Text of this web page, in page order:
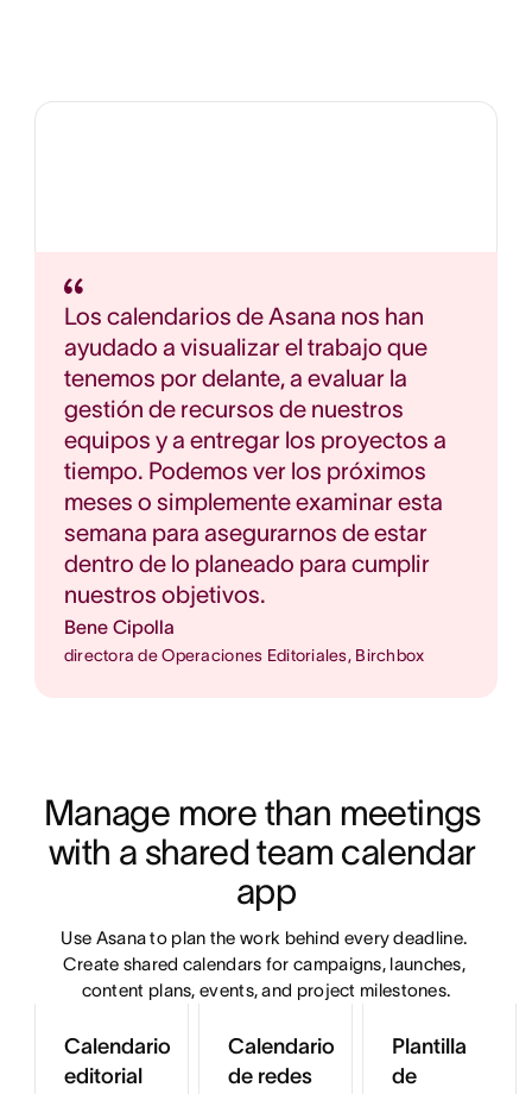
Los calendarios de Asana nos han
ayudado a visualizar el trabajo que
tenemos por delante, a evaluar la
gestión de recursos de nuestros
equipos y a entregar los proyectos a
tiempo. Podemos ver los próximos
meses o simplemente examinar esta
semana para asegurarnos de estar
dentro de lo planeado para cumplir
nuestros objetivos.
Bene Cipolla
directora de Operaciones Editoriales, Birchbox
Manage more than meetings
with a shared team calendar
app
Use Asana to plan the work behind every deadline.
Create shared calendars for campaigns, launches,
content plans, events, and project milestones.
Calendario
editorial
Calendario
de redes
Plantilla
de